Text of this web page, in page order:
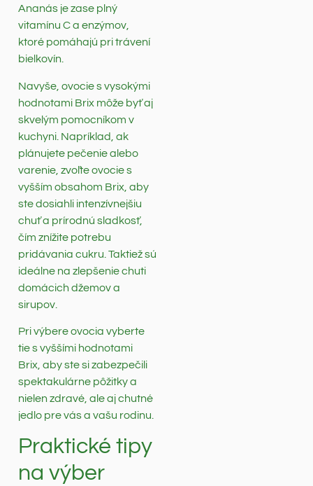
Ananás je zase plný
vitamínu C a enzýmov,
ktoré pomáhajú pri trávení
bielkovín.
Navyše, ovocie s vysokými
hodnotami Brix môže byť aj
skvelým pomocníkom v
kuchyni. Napríklad, ak
plánujete pečenie alebo
varenie, zvoľte ovocie s
vyšším obsahom Brix, aby
ste dosiahli intenzívnejšiu
chuť a prírodnú sladkosť,
čím znížite potrebu
pridávania cukru. Taktiež sú
ideálne na zlepšenie chuti
domácich džemov a
sirupov.
Pri výbere ovocia vyberte
tie s vyššími hodnotami
Brix, aby ste si zabezpečili
spektakulárne pôžitky a
nielen zdravé, ale aj chutné
jedlo pre vás a vašu rodinu.
Praktické tipy
na výber